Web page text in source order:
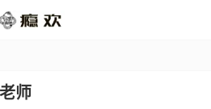
师